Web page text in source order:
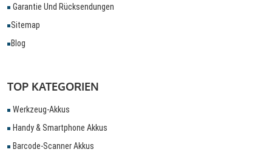
Garantie Und Rücksendungen
Sitemap
Blog
TOP KATEGORIEN
Werkzeug-Akkus
Handy & Smartphone Akkus
Barcode-Scanner Akkus